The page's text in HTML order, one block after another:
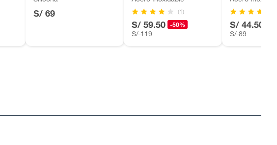
S/ 69 (1)
S/ 59.50 -50%
S/ 119
S/ 44.50
S/ 89